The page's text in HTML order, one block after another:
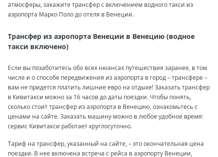
атмосферы, закажите трансфер с включением водного такси из
аэропорта Марко Поло до отеля в Венеции.
Трансфер из аэропорта Венеции в Венецию (водное
такси включено)
Если вы позаботитесь обо всех нюансах путешествия заранее, в том
числе и о способе передвижения из аэропорта в город – трансфере –
вам не придется платить лишние евро на отдыхе! Заказать трансфер
в Кивитакси можно за 16 часов до даты поездки. Чтобы понять,
сколько стоит трансфер из аэропорта в Венецию, ознакомьтесь с
ценами на сайте. Заказать машину можно в любое удобное время:
сервис Кивитакси работает круглосуточно.
Тариф на трансфер, указанный на сайте, – это окончательная цена
поездки. В нее включена встреча с рейса в аэропорту Венеции,